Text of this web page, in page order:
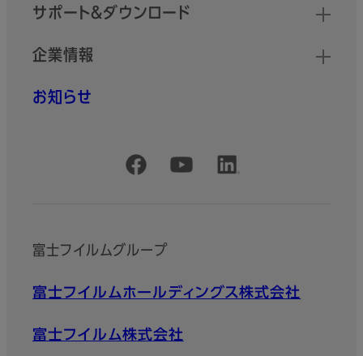
サポート＆ダウンロード
企業情報
お知らせ
公式SNSアカウント
富士フイルムグループ
富士フイルムホールディングス株式会社
富士フイルム株式会社